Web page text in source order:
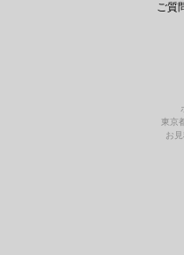
ご質
東京
お